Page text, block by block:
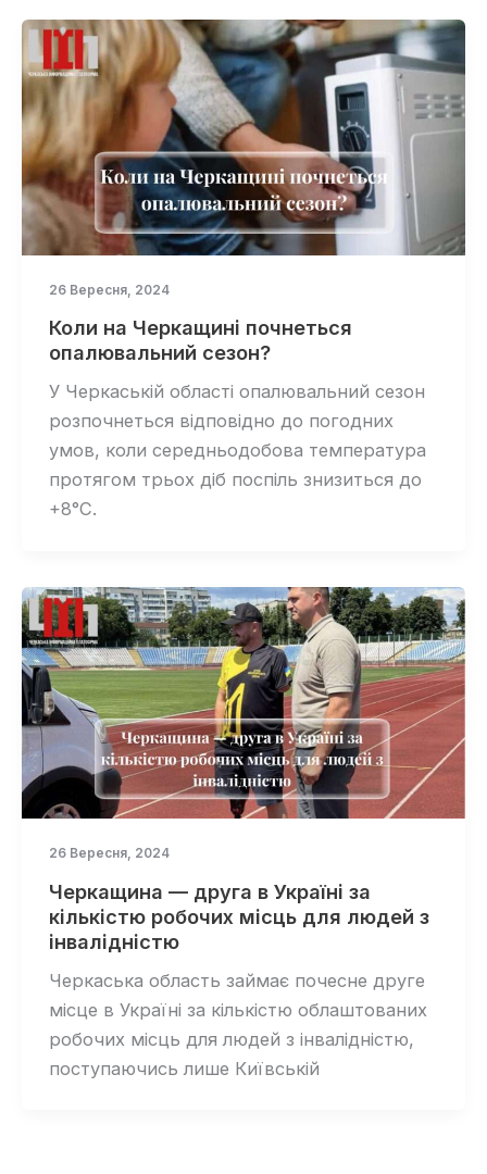
26 Вересня, 2024
Коли на Черкащині почнеться
опалювальний сезон?
У Черкаській області опалювальний сезон
розпочнеться відповідно до погодних
умов, коли середньодобова температура
протягом трьох діб поспіль знизиться до
+8°C.
26 Вересня, 2024
Черкащина — друга в Україні за
кількістю робочих місць для людей з
інвалідністю
Черкаська область займає почесне друге
місце в Україні за кількістю облаштованих
робочих місць для людей з інвалідністю,
поступаючись лише Київській